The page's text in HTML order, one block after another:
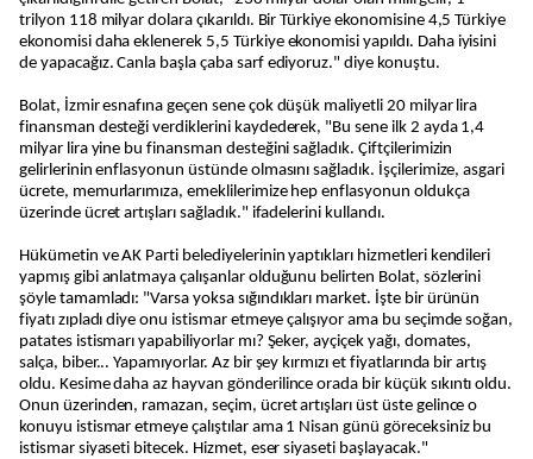
trilyon 118 milyar dolara çıkarıldı. Bir Türkiye ekonomisine 4,5 Türkiye
ekonomisi daha eklenerek 5,5 Türkiye ekonomisi yapıldı. Daha iyisini
de yapacağız. Canla başla çaba sarf ediyoruz." diye konuştu.
Bolat, İzmir esnafına geçen sene çok düşük maliyetli 20 milyar lira
finansman desteği verdiklerini kaydederek, "Bu sene ilk 2 ayda 1,4
milyar lira yine bu finansman desteğini sağladık. Çiftçilerimizin
gelirlerinin enflasyonun üstünde olmasını sağladık. İşçilerimize, asgari
ücrete, memurlarımıza, emeklilerimize hep enflasyonun oldukça
üzerinde ücret artışları sağladık." ifadelerini kullandı.
Hükümetin ve AK Parti belediyelerinin yaptıkları hizmetleri kendileri
yapmış gibi anlatmaya çalışanlar olduğunu belirten Bolat, sözlerini
şöyle tamamladı: "Varsa yoksa sığındıkları market. İşte bir ürünün
fiyatı zıpladı diye onu istismar etmeye çalışıyor ama bu seçimde soğan,
patates istismarı yapabiliyorlar mı? Şeker, ayçiçek yağı, domates,
salça, biber... Yapamıyorlar. Az bir şey kırmızı et fiyatlarında bir artış
oldu. Kesime daha az hayvan gönderilince orada bir küçük sıkıntı oldu.
Onun üzerinden, ramazan, seçim, ücret artışları üst üste gelince o
konuyu istismar etmeye çalıştılar ama 1 Nisan günü göreceksiniz bu
istismar siyaseti bitecek. Hizmet, eser siyaseti başlayacak."